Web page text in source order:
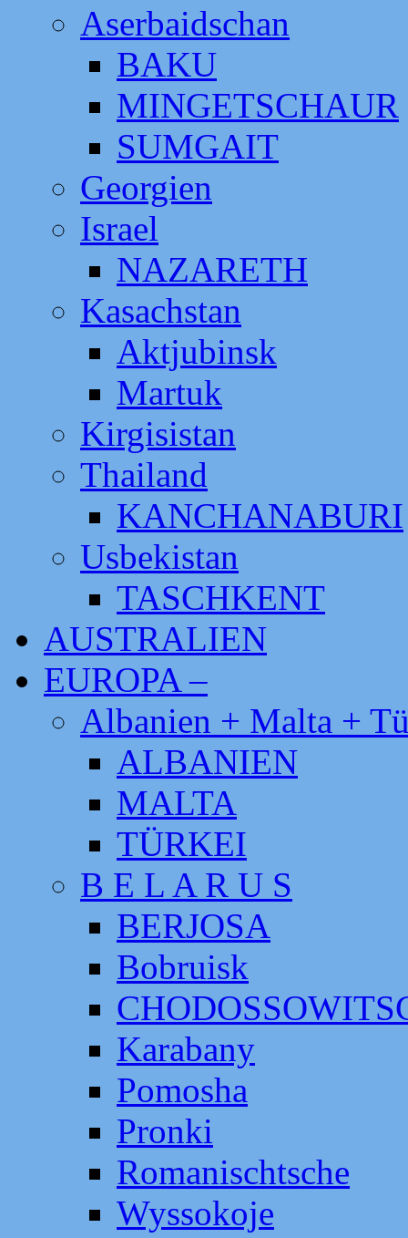
Aserbaidschan
BAKU
MINGETSCHAUR
SUMGAIT
Georgien
Israel
NAZARETH
Kasachstan
Aktjubinsk
Martuk
Kirgisistan
Thailand
KANCHANABURI
Usbekistan
TASCHKENT
AUSTRALIEN
EUROPA –
Albanien + Malta +
ALBANIEN
MALTA
TÜRKEI
B E L A R U S
BERJOSA
Bobruisk
Karabany
Pomosha
Pronki
Romanischtsche
Wyssokoje